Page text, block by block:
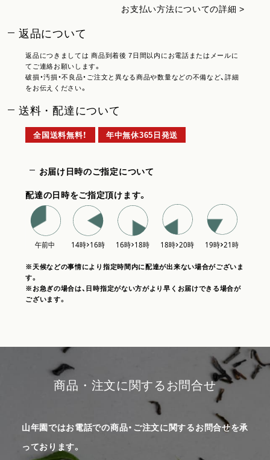
お支払い方法についての詳細 >
返品について
返品につきましては 商品到着後 7日間以内にお電話またはメールに
てご連絡お願いします。
破損・汚損・不良品・ご注文と異なる商品や数量などの不備など、詳細
をお伝えください。
送料・配達について
全国送料無料！ 年中無休365日発送
お届け日時のご指定について
配達の日時をご指定頂けます。
※天候などの事情により指定時間内に配達が出来ない場合がございま
す。
※お急ぎの場合は、日時指定がない方がより早くお届けできる場合が
ございます。
商品・注文に関するお問合せ
山年園ではお電話での商品・ご注文に関するお問合せを承
っております。